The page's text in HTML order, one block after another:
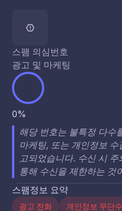
스팸 의심번호
광고 및 마케팅
0%
해당 번호는 불특정 다수
마케팅, 또는 개인정보
고되었습니다. 수신 시
통해 수신을 제한하는 것
스팸정보 요약
광고 전화 개인정보 무단